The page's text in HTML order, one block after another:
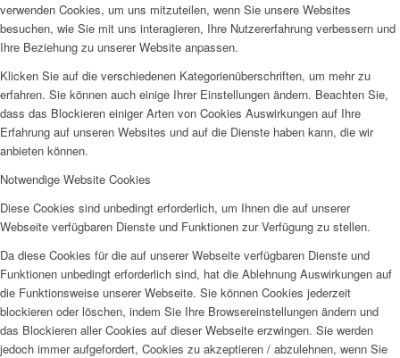
verwenden Cookies, um uns mitzuteilen, wenn Sie unsere Websites
besuchen, wie Sie mit uns interagieren, Ihre Nutzererfahrung verbessern und
Ihre Beziehung zu unserer Website anpassen.
Klicken Sie auf die verschiedenen Kategorienüberschriften, um mehr zu
erfahren. Sie können auch einige Ihrer Einstellungen ändern. Beachten Sie,
dass das Blockieren einiger Arten von Cookies Auswirkungen auf Ihre
Erfahrung auf unseren Websites und auf die Dienste haben kann, die wir
anbieten können.
Notwendige Website Cookies
Diese Cookies sind unbedingt erforderlich, um Ihnen die auf unserer
Webseite verfügbaren Dienste und Funktionen zur Verfügung zu stellen.
Da diese Cookies für die auf unserer Webseite verfügbaren Dienste und
Funktionen unbedingt erforderlich sind, hat die Ablehnung Auswirkungen auf
die Funktionsweise unserer Webseite. Sie können Cookies jederzeit
blockieren oder löschen, indem Sie Ihre Browsereinstellungen ändern und
das Blockieren aller Cookies auf dieser Webseite erzwingen. Sie werden
jedoch immer aufgefordert, Cookies zu akzeptieren / abzulehnen, wenn Sie